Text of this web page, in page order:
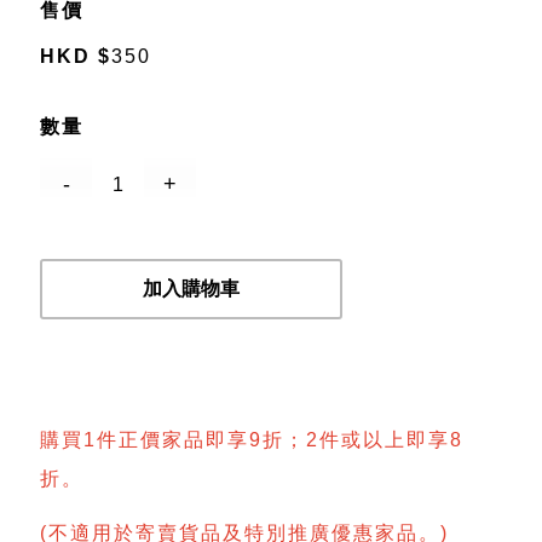
售價
HKD$350
數量
加入購物車
購買1件正價家品即享9折；2件或以上即享8
折。
(不適用於寄賣貨品及特別推廣優惠家品。)